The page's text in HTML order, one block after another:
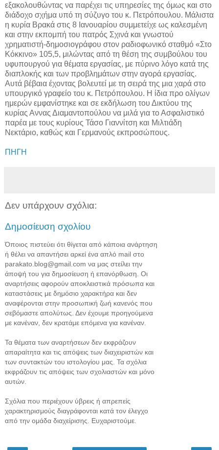
εξακολουθώντας να παρέχει τις υπηρεσίες της όμως και στο
διάδοχο σχήμα υπό τη σύζυγο του κ. Πετρόπουλου. Μάλιστα
η κυρία Βρακά στις 8 Ιανουαρίου συμμετείχε ως καλεσμένη
και στην εκπομπή του πατρός Σχινά και γνωστού
χρηματιστή-δημοσιογράφου στον ραδιοφωνικό σταθμό «Στο
Κόκκινο» 105,5, μιλώντας από τη θέση της συμβούλου του
υφυπουργού για θέματα εργασίας, με πύρινο λόγο κατά της
διαπλοκής και των προβλημάτων στην αγορά εργασίας.
Αυτά βέβαια έχοντας βολευτεί με τη σειρά της μια χαρά στο
υπουργικό γραφείο του κ. Πετρόπουλου. Η ίδια προ ολίγων
ημερών εμφανίστηκε και σε εκδήλωση του Δικτύου της
κυρίας Αννας Διαμαντοπούλου να μιλά για το Ασφαλιστικό
παρέα με τους κυρίους Τάσο Γιαννίτση και Μιλτιάδη
Νεκτάριο, καθώς και Γερμανούς εκπροσώπους.
ΠΗΓΗ
Δεν υπάρχουν σχόλια:
Δημοσίευση σχολίου
Όποιος πιστεύει ότι θίγεται από κάποια ανάρτηση
ή θέλει να απαντήσει αρκεί ένα απλό mail στο
parakato.blog@gmail.com να μας στείλει την
άποψή του για δημοσίευση ή επανόρθωση. Οι
αναρτήσεις αφορούν αποκλειστικά πρόσωπα και
καταστάσεις με δημόσιο χαρακτήρα και δεν
αναφέρονται στην προσωπική ζωή κανενός που
σεβόμαστε απολύτως. Δεν έχουμε προηγούμενα
με κανέναν, δεν κρατάμε επόμενα για κανέναν.
Τα θέματα των αναρτήσεων δεν εκφράζουν
απαραίτητα και τις απόψεις των διαχειριστών και
των συντακτών του ιστολογίου μας. Τα σχόλια
εκφράζουν τις απόψεις των σχολιαστών και μόνο
αυτών.
Σχόλια που περιέχουν ύβρεις ή απρεπείς
χαρακτηρισμούς διαγράφονται κατά τον έλεγχο
από την ομάδα διαχείρισης. Ευχαριστούμε.